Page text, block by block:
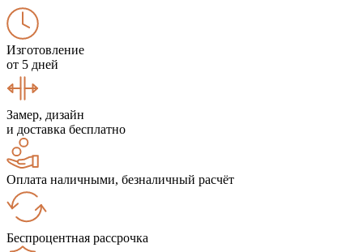
Изготовление
от 5 дней
Замер, дизайн
и доставка бесплатно
Оплата наличными, безналичный расчёт
Беспроцентная рассрочка